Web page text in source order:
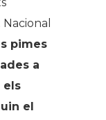
pimes
a
els
el